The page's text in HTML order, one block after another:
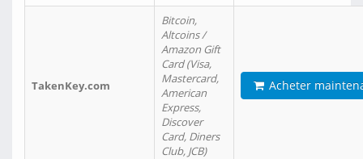
TakenKey.com
Bitcoin,
Altcoins /
Amazon Gift
Card (Visa,
Mastercard,
American
Express,
Discover
Card, Diners
Club, JCB)
Acheter